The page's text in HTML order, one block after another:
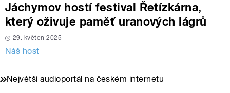
Jáchymov hostí festival Řetízkárna,
který oživuje paměť uranových lágrů
29. květen 2025
Náš host
Největší audioportál na českém internetu